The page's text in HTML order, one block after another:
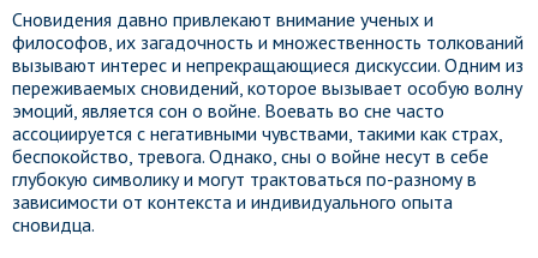
Сновидения давно привлекают внимание ученых и
философов, их загадочность и множественность толкований
вызывают интерес и непрекращающиеся дискуссии. Одним из
переживаемых сновидений, которое вызывает особую волну
эмоций, является сон о войне. Воевать во сне часто
ассоциируется с негативными чувствами, такими как страх,
беспокойство, тревога. Однако, сны о войне несут в себе
глубокую символику и могут трактоваться по-разному в
зависимости от контекста и индивидуального опыта
сновидца.